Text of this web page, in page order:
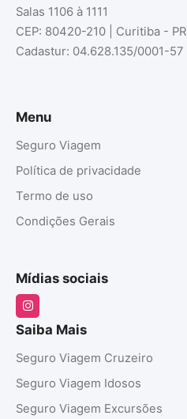
Salas 1106 à 1111
CEP: 80420-210 | Curitiba - PR
Cadastur: 04.628.135/0001-57
Menu
Seguro Viagem
Política de privacidade
Termo de uso
Condições Gerais
Mídias sociais
Saiba Mais
Seguro Viagem Cruzeiro
Seguro Viagem Idosos
Seguro Viagem Excursões